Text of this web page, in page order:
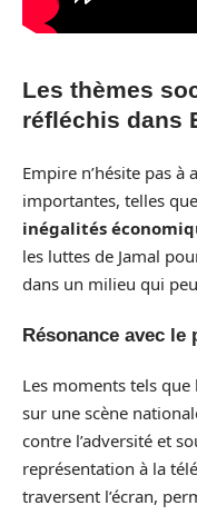
Les thèmes
réfléchis dans
Empire n’hésite pas
importantes, telles
inégalités
les luttes de Jamal
dans un milieu qui
Résonance avec le
Les moments tels
sur une scène
contre l’adversité et
représentation à la
traversent l’écran,